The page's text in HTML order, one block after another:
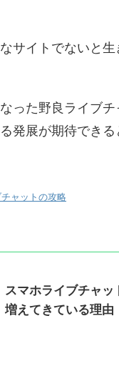
サイトでないと
った野良ライブ
発展が期待できる
ャットの攻略
スマホライブチャッ
増えてきている理由